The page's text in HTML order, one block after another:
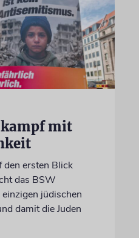
mit
den ersten Blick
das BSW
jüdischen
damit die Juden